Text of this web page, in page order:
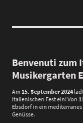
Benvenuti zum
Musikergarten
Am 15. September 2024
Italienischen Fest ein! Von
Ebsdorf in ein
Genüsse.